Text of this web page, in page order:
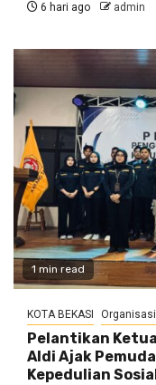
6 hari ago admin
1 min read
KOTA BEKASI Organisasi
Pelantikan
Aldi Ajak
Kepedulian Sosial